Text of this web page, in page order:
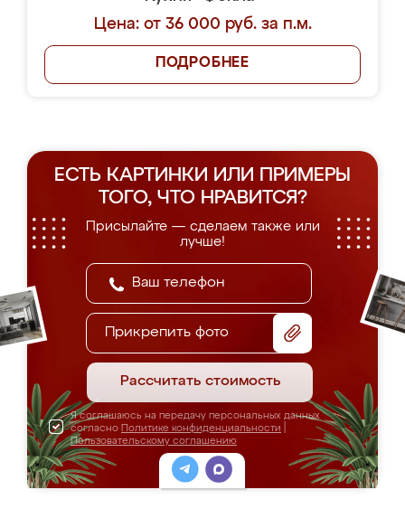
Цена: от 36 000 руб. за п.м.
ПОДРОБНЕЕ
ЕСТЬ КАРТИНКИ ИЛИ ПРИМЕРЫ
ТОГО, ЧТО НРАВИТСЯ?
Присылайте — сделаем также или
лучше!
Прикрепить фото
Рассчитать стоимость
Я соглашаюсь на передачу персональных данных
согласно Политике конфиденциальности
Пользовательскому соглашению